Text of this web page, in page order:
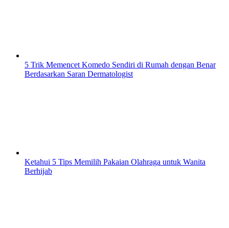
5 Trik Memencet Komedo Sendiri di Rumah dengan Benar
Berdasarkan Saran Dermatologist
Ketahui 5 Tips Memilih Pakaian Olahraga untuk Wanita
Berhijab